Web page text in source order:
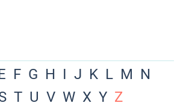
F G H I J K L M N
T U V W X Y Z